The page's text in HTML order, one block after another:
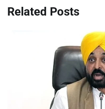
Related Posts